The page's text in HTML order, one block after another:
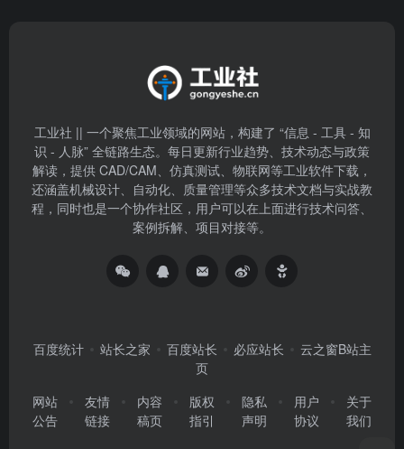
工业社 || 一个聚焦工业领域的网站，构建了 “信息 - 工具 - 知
识 - 人脉” 全链路生态。每日更新行业趋势、技术动态与政策
解读，提供 CAD/CAM、仿真测试、物联网等工业软件下载，
还涵盖机械设计、自动化、质量管理等众多技术文档与实战教
程，同时也是一个协作社区，用户可以在上面进行技术问答、
案例拆解、项目对接等。
百度统计 站长之家 百度站长 必应站长
云之窗B站主
页
网站
公告
友情
链接
内容
稿页
版权
指引
隐私
声明
用户
协议
关于
我们